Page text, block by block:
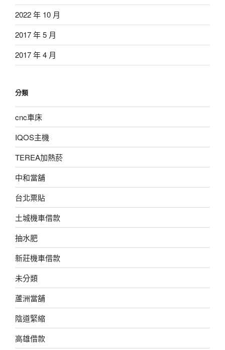
2022 年 10 月
2017 年 5 月
2017 年 4 月
分類
cnc車床
IQOS主機
TEREA加熱菸
中和當舖
台北票貼
土城機車借款
抽水肥
新莊機車借款
未分類
蘆洲當舖
陰道緊縮
高雄借款